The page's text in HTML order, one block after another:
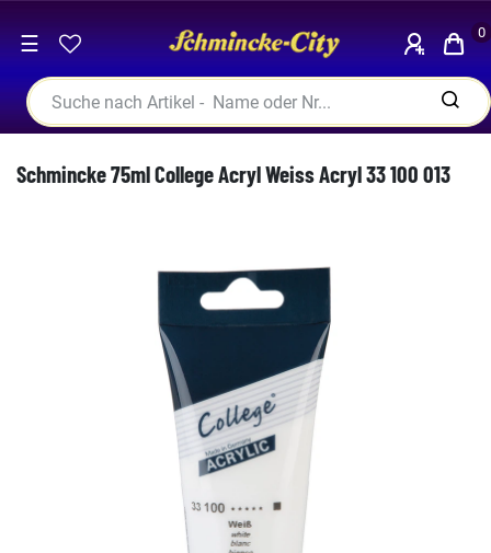
☰ 0
Schmincke 75ml College Acryl Weiss Acryl 33 100 013